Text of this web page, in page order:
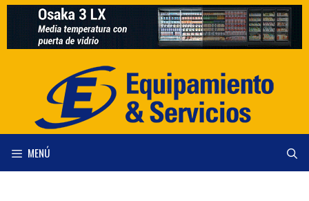
Saltar
contenido
MENÚ